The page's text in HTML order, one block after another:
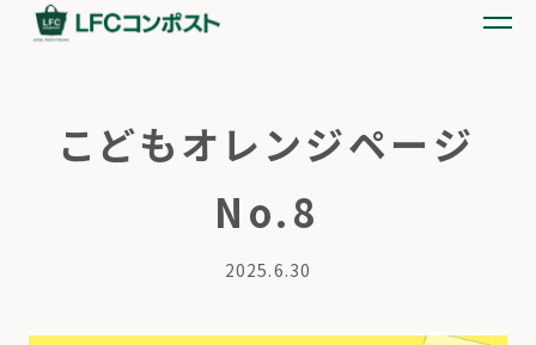
こどもオレンジページ
No.8
2025.6.30